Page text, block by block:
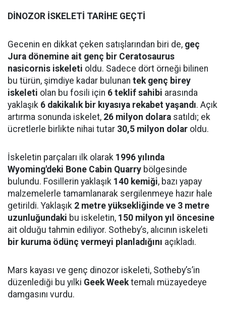
DİNOZOR İSKELETİ TARİHE GEÇTİ
Gecenin en dikkat çeken satışlarından biri de, geç
Jura dönemine ait genç bir Ceratosaurus
nasicornis iskeleti oldu. Sadece dört örneği bilinen
bu türün, şimdiye kadar bulunan tek genç birey
iskeleti olan bu fosili için 6 teklif sahibi arasında
yaklaşık 6 dakikalık bir kıyasıya rekabet yaşandı. Açık
artırma sonunda iskelet, 26 milyon dolara satıldı; ek
ücretlerle birlikte nihai tutar 30,5 milyon dolar oldu.
İskeletin parçaları ilk olarak 1996 yılında
Wyoming'deki Bone Cabin Quarry bölgesinde
bulundu. Fosillerin yaklaşık 140 kemiği, bazı yapay
malzemelerle tamamlanarak sergilenmeye hazır hale
getirildi. Yaklaşık 2 metre yüksekliğinde ve 3 metre
uzunluğundaki bu iskeletin, 150 milyon yıl öncesine
ait olduğu tahmin ediliyor. Sotheby’s, alıcının iskeleti
bir kuruma ödünç vermeyi planladığını açıkladı.
Mars kayası ve genç dinozor iskeleti, Sotheby’s’in
düzenlediği bu yılki Geek Weektemalı müzayedeye
damgasını vurdu.